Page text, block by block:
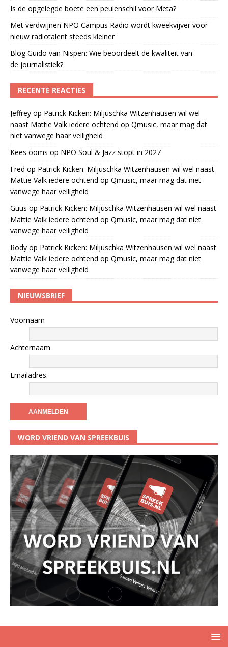
Is de opgelegde boete een peulenschil voor Meta?
Met verdwijnen NPO Campus Radio wordt kweekvijver voor
nieuw radiotalent steeds kleiner
Blog Guido van Nispen: Wie beoordeelt de kwaliteit van
de journalistiek?
RECENTE REACTIES
Jeffrey op Patrick Kicken: Miljuschka Witzenhausen wil wel
naast Mattie Valk iedere ochtend op Qmusic, maar mag dat
niet vanwege haar veiligheid
Kees öoms op NPO Soul & Jazz stopt in 2027
Fred op Patrick Kicken: Miljuschka Witzenhausen wil wel naast
Mattie Valk iedere ochtend op Qmusic, maar mag dat niet
vanwege haar veiligheid
Guus op Patrick Kicken: Miljuschka Witzenhausen wil wel naast
Mattie Valk iedere ochtend op Qmusic, maar mag dat niet
vanwege haar veiligheid
Rody op Patrick Kicken: Miljuschka Witzenhausen wil wel naast
Mattie Valk iedere ochtend op Qmusic, maar mag dat niet
vanwege haar veiligheid
NIEUWSBRIEF
Voornaam
Achternaam
Emailadres:
WORD VRIEND VAN SPREEKBUIS